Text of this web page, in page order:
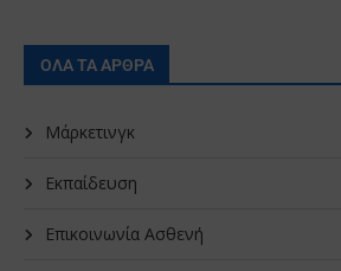
ΟΛΑ ΤΑ ΑΡΘΡΑ
Μάρκετινγκ
Εκπαίδευση
Επικοινωνία Ασθενή